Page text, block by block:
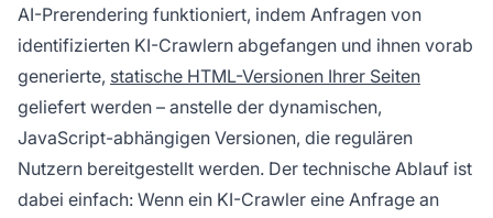
AI-Prerendering funktioniert, indem Anfragen von
identifizierten KI-Crawlern abgefangen und ihnen vorab
generierte, statische HTML-Versionen Ihrer Seiten
geliefert werden – anstelle der dynamischen,
JavaScript-abhängigen Versionen, die regulären
Nutzern bereitgestellt werden. Der technische Ablauf ist
dabei einfach: Wenn ein KI-Crawler eine Anfrage an